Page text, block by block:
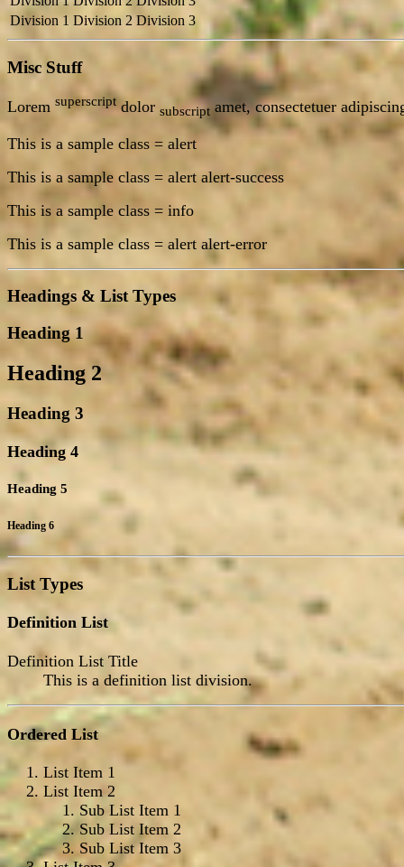
Division 1 Division 2 Division 3
Misc Stuff
Lorem superscriptdolor subscript amet, consectetuer
This is a sample class = alert
This is a sample class = alert alert-success
This is a sample class = info
This is a sample class = alert alert-error
Headings & List Types
Heading 1
Heading 2
Heading 3
Heading 4
Heading 5
Heading 6
List Types
Definition List
Definition List Title
This is a definition list division.
Ordered List
List Item 1
List Item 2
Sub List Item 1
Sub List Item 2
Sub List Item 3